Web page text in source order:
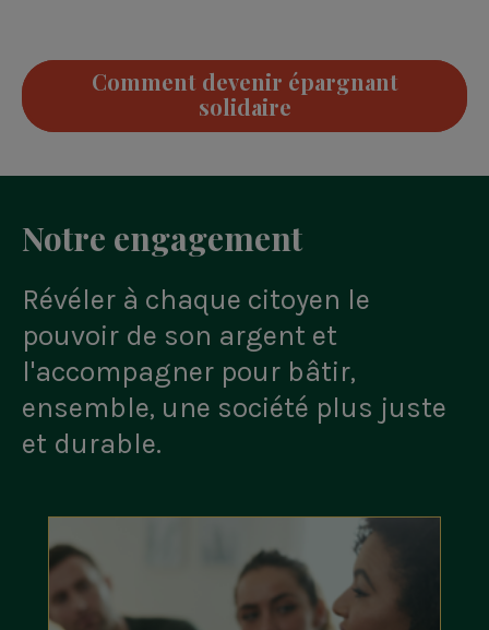
Comment devenir épargnant
solidaire
Notre engagement
Révéler à chaque citoyen le
pouvoir de son argent et
l'accompagner pour bâtir,
ensemble, une société plus juste
et durable.